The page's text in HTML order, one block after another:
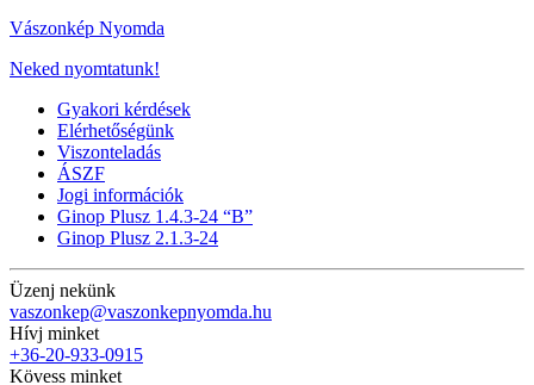
Vászonkép Nyomda
Neked nyomtatunk!
Gyakori kérdések
Elérhetőségünk
Viszonteladás
ÁSZF
Jogi információk
Ginop Plusz 1.4.3-24 “B”
Ginop Plusz 2.1.3-24
Üzenj nekünk
vaszonkep@vaszonkepnyomda.hu
Hívj minket
+36-20-933-0915
Kövess minket